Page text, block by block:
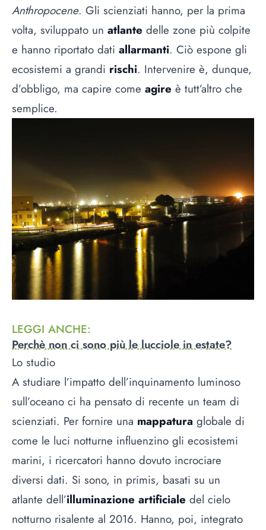
Anthropocene. Gli scienziati hanno, per la prima
volta, sviluppato un atlante delle zone più colpite
e hanno riportato dati allarmanti. Ciò espone gli
ecosistemi a grandi rischi. Intervenire è, dunque,
d’obbligo, ma capire come agire è tutt’altro che
semplice.
LEGGI ANCHE:
Perchè non ci sono più le lucciole in estate?
Lo studio
A studiare l’impatto dell’inquinamento luminoso
sull’oceano ci ha pensato di recente un team di
scienziati. Per fornire una mappatura globale di
come le luci notturne influenzino gli ecosistemi
marini, i ricercatori hanno dovuto incrociare
diversi dati. Si sono, in primis, basati su un
atlante dell’illuminazione artificiale del cielo
notturno risalente al 2016. Hanno, poi, integrato